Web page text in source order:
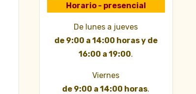
Horario - presencial
De lunes a jueves
de 9:00 a 14:00 horas y de
16:00 a 19:00.
Viernes
de 9:00 a 14:00 horas.